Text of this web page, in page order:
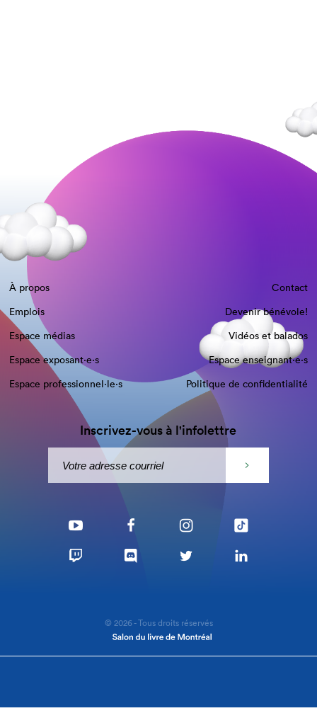
À propos
Contact
Emplois
Devenir bénévole!
Espace médias
Vidéos et balados
Espace exposant·e⋅s
Espace enseignant·e⋅s
Espace professionnel·le⋅s
Politique de confidentialité
Inscrivez-vous à l'infolettre
© 2026 - Tous droits réservés